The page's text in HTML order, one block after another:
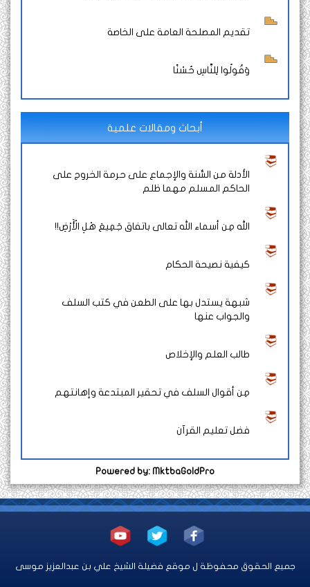
تقديم المصلحة العامة على الخاصة
وَقُولُوا لِلنَّاسِ حُسْنًا
أبحاث ومقالات علمية
الأدلة من السُّنة والإجماع على حرمة الخروج على
الحاكم المسلم مهما ظلم
الله مِن أسماء الله تعالى باتفاق جَمِيعَ هْلِ الْأَرْضِ!!
كيفية نصيحة الحكام
شبهة يستدل بها على الطعن في كتب السلف
والجواب عنها
طالب العلم والإخلاص
مِن أقوال السلف في تحقير المبتدعة وإهانتهم
فضل تعليم القرآن
Powered by: MktbaGoldPro
جميع الحقوق محفوظة ل موقع فضيلة الشيخ علي بن عبدالعزيز موسى